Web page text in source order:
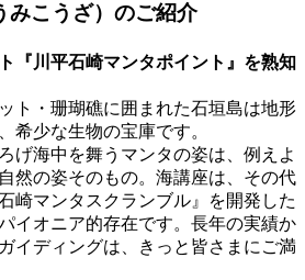
みこうざ）のご紹介
『川平石崎マンタポイント』を熟知
ト・珊瑚礁に囲まれた石垣島は地形
希少な生物の宝庫です。
げ海中を舞うマンタの姿は、例えよ
然の姿そのもの。海講座は、その代
崎マンタスクランブル』を開発した
イオニア的存在です。長年の実績か
イディングは、きっと皆さまにご満